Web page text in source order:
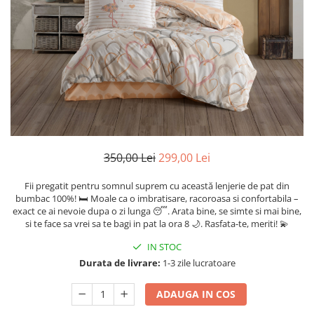
Cearceaf cu elastic
Cearceaf normal
Lenjerii De Pat Creponate
Lenjerii De Pat Bumbac Poplin 2
Persoane
Lenjerii De Pat Bumbac Poplin,
Matlasate, 2 Persoane
Lenjerii De Pat Bumbac Satinat 2
Lenjerii De Pat, Finet Premium 3D,
2 Persoane
Lenjerii De Pat Jacquard
Set Lenjerie De Pat Blana
Artificiala De Iepure, 6 Piese, 2
350,00 Lei299,00 Lei
Fii pregatit pentru somnul suprem cu această lenjerie de pat din
bumbac 100%! 🛏️ Moale ca o imbratisare, racoroasa si confortabila –
exact ce ai nevoie dupa o zi lunga 😴. Arata bine, se simte si mai bine,
si te face sa vrei sa te bagi in pat la ora 8 🌙. Rasfata-te, meriti! 💫
IN STOC
Durata de livrare: 1-3 zile lucratoare
ADAUGA IN COS